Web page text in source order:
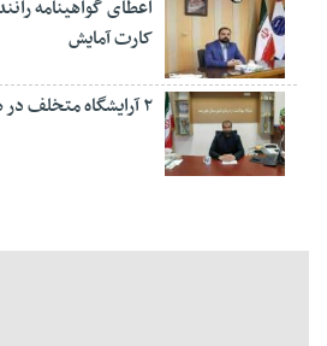
اعطای گواهینامه
کارت آمایش
۲ آرایشگاه متخلف در هیرمند مهروموم شدند